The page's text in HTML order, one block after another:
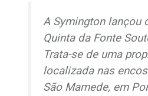
A Symington lançou
Quinta da Fonte
Trata-se de uma
localizada nas
São Mamede, em